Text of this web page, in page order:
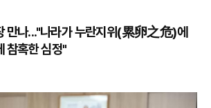
기
만나..."나라가 누란지위(累卵之危)에
참혹한 심정"